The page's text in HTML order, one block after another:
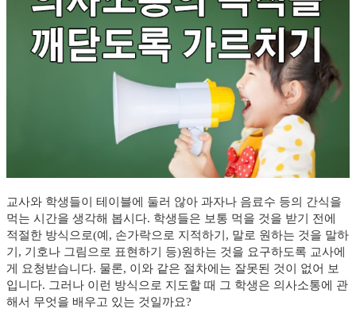
교사와 학생들이 테이블에 둘러 않아 과자나 음료수 등의 간식을
먹는 시간을 생각해 봅시다. 학생들은 보통 먹을 것을 받기 전에
적절한 방식으로(예, 손가락으로 지적하기, 말로 원하는 것을 말하
기, 기호나 그림으로 표현하기 등)원하는 것을 요구하도록 교사에
게 요청받습니다. 물론, 이와 같은 절차에는 잘못된 것이 없어 보
입니다. 그러나 이런 방식으로 지도할 때 그 학생은 의사소통에 관
해서 무엇을 배우고 있는 것일까요?